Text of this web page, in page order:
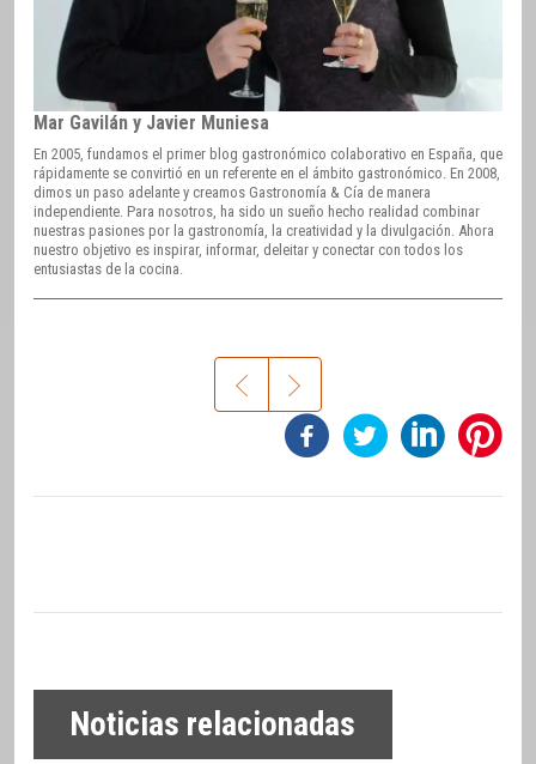
Mar Gavilán y Javier Muniesa
En 2005, fundamos el primer blog gastronómico colaborativo en España, que
rápidamente se convirtió en un referente en el ámbito gastronómico. En 2008,
dimos un paso adelante y creamos Gastronomía & Cía de manera
independiente. Para nosotros, ha sido un sueño hecho realidad combinar
nuestras pasiones por la gastronomía, la creatividad y la divulgación. Ahora
nuestro objetivo es inspirar, informar, deleitar y conectar con todos los
entusiastas de la cocina.
Noticias relacionadas